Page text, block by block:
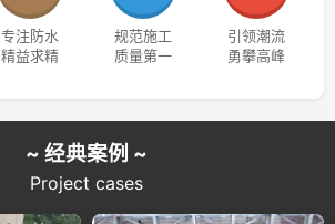
专注防水
精益求精
规范施工
质量第一
引领潮流
勇攀高峰
~ 经典案例 ~
Project cases